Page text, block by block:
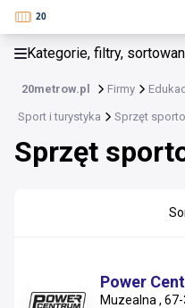
Kategorie, filtry,
20metrow.pl Firmy
Sport i turystyka Sprzęt
Sprzęt
Sport i turystyka
Obiekty sportowe
Wypożyczanie i dzierżawa
Power
Muzealna ,